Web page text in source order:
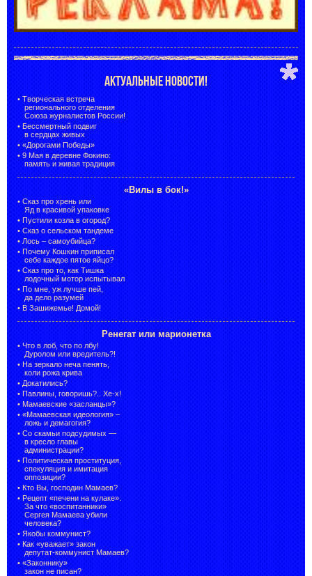
АКТУАЛЬНЫЕ НОВОСТИ!
• Творческая встреча
регионального отделения
Союза журналистов России!
• Бессмертный подвиг
в сердцах живых
• «Дорогами Победы»
• 9 Мая в деревне Фокино:
память и живая традиция
«Вилы в бок!»
• Сказ про хрень или
Яд в красивой упаковке
• Пустили козла в огород?
• Сказ о сельском тандеме
• Лось – самоубийца?
• Почему Кошкин приписал
себе каждое пятое яйцо?
• Сказ про то, как Тишка
лодочный мотор испытывал
• По мне, уж лучше пей,
да дело разумей
• В Зашижемье! Домой!
Ренегат или марионетка
• Что в лоб, что по лбу!
Дуролом или вредитель?!
• На зеркало неча пенять,
коли рожа крива
• Докатились?
• Павлины, говоришь?.. Хе-х!
• Мамаевские «засланцы»?
• «Мамаевская идеология» –
ложь и демагогия?
• Со скамьи подсудимых —
в кресло главы
администрации?
• Политическая проституция,
спекуляция и имитация
оппозиции?
• Кто Вы, господин Мамаев?
• Рецепт «печени на кулаке».
За что «воспитанники»
Сергея Мамаева убили
человека?
• Якобы коммунист?
• Как «уважает» закон
депутат-коммунист Мамаев?
• «Законнику»
закон не писан?